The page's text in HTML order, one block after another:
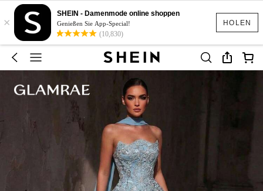
HOLEN
×
SHEIN - Damenmode online shoppen
Genießen Sie App-Special!
(10,830)